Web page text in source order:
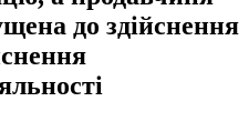
до здійснення